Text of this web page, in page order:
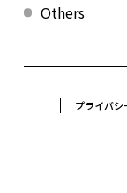
Others
プライバシ